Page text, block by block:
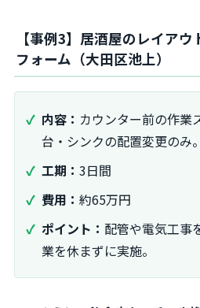
【事例3】居酒屋のレイア
フォーム（大田区池上）
内容： カウンター前の作業
台・シンクの配置変更のみ。
工期： 3日間
費用： 約65万円
ポイント： 配管や電気工事
業を休まずに実施。